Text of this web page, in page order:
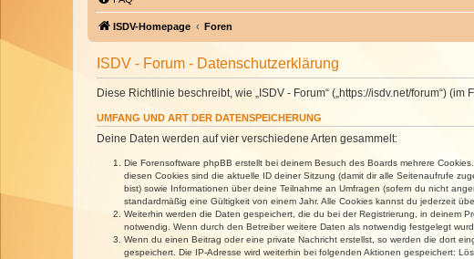
ISDV-Homepage Foren
ISDV - Forum - Datenschutzerklärung
Diese Richtlinie beschreibt, wie „ISDV - Forum“ („https://isdv.net/forum“)
UMFANG UND ART DER DATENSPEICHERUNG
Deine Daten werden auf vier verschiedene Arten gesammelt:
Die Forensoftware phpBB erstellt bei deinem Besuch des Boards mehrere
diesen Cookies sind die aktuelle ID deiner Sitzung (damit dir alle Seitenaufrufe
bist) sowie Informationen über deine Teilnahme an Umfragen (sofern du nicht
standardmäßig eine Gültigkeit von einem Jahr. Alle Cookies kannst du jederzeit
Weiterhin werden die Daten gespeichert, die du bei der Registrierung, in deinem
notwendig. Wenn durch den Betreiber weitere Daten als notwendig festgelegt
Wenn du einen Beitrag oder eine private Nachricht erstellst, so werden die dort
gespeichert. Die IP-Adresse wird weiterhin bei folgenden Aktionen gespeichert: